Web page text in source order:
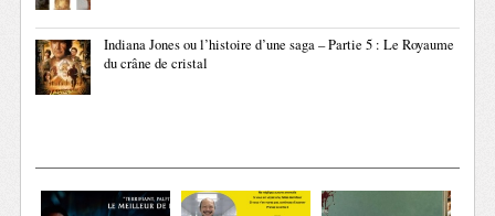
Indiana Jones ou l’histoire d’une saga – Partie 5 : Le Royaume
du crâne de cristal